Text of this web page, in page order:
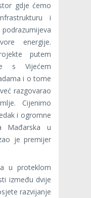
gdje ćemo
i
energije.
putem
s Vijećem
i o tome
razgovarao
Cijenimo
i ogromne
Mađarska u
je premijer
u proteklom
između dvije
razvijanje